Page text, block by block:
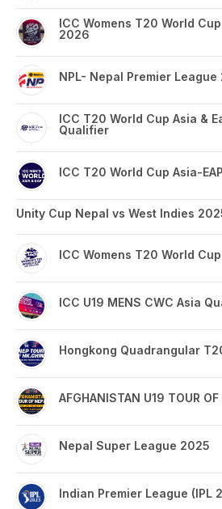
ICC Womens T20 World
2026
NPL- Nepal Premier League
ICC T20 World Cup Asia &
Qualifier
ICC T20 World Cup Asia-
Unity Cup Nepal vs West Indies
ICC Womens T20 World
ICC U19 MENS CWC Asia
Hongkong Quadrangular
AFGHANISTAN U19 TOUR
Nepal Super League 2025
Indian Premier League (IPL